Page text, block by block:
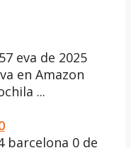
eva de 2025
en Amazon
...
barcelona 0 de